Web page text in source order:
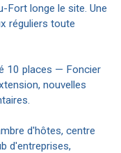
Fort longe le site. Une
réguliers toute
10 places — Foncier
nouvelles
d'hôtes, centre
d'entreprises,